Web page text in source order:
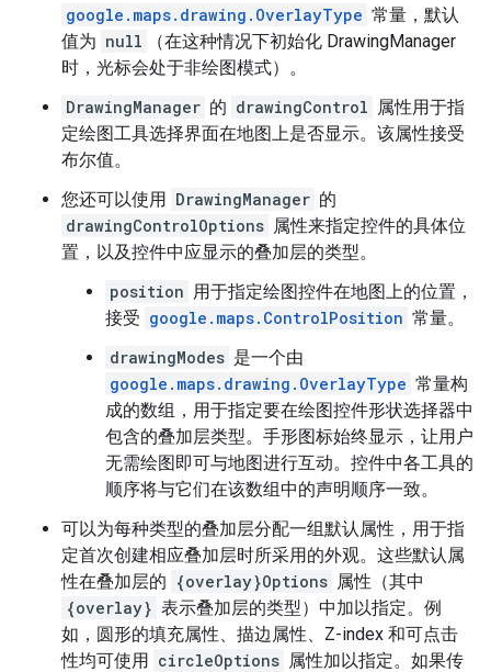
google.maps.drawing.OverlayType 常量，默认
值为 null
（在这种情况下初始化 DrawingManager
时，光标会处于非绘图模式）。
DrawingManager 的 drawingControl 属性用于指
定绘图工具选择界面在地图上是否显示。该属性接受
布尔值。
您还可以使用 DrawingManager 的
drawingControlOptions 属性来指定控件的具体位
置，以及控件中应显示的叠加层的类型。
position 用于指定绘图控件在地图上的位置，
接受 google.maps.ControlPosition 常量。
drawingModes 是一个由
google.maps.drawing.OverlayType 常量构
成的数组，用于指定要在绘图控件形状选择器中
包含的叠加层类型。手形图标始终显示，让用户
无需绘图即可与地图进行互动。控件中各工具的
顺序将与它们在该数组中的声明顺序一致。
可以为每种类型的叠加层分配一组默认属性，用于指
定首次创建相应叠加层时所采用的外观。这些默认属
性在叠加层的 {overlay}Options 属性（其中
{overlay} 表示叠加层的类型）中加以指定。例
如，圆形的填充属性、描边属性、Z-index 和可点击
性均可使用 circleOptions 属性加以指定。如果传